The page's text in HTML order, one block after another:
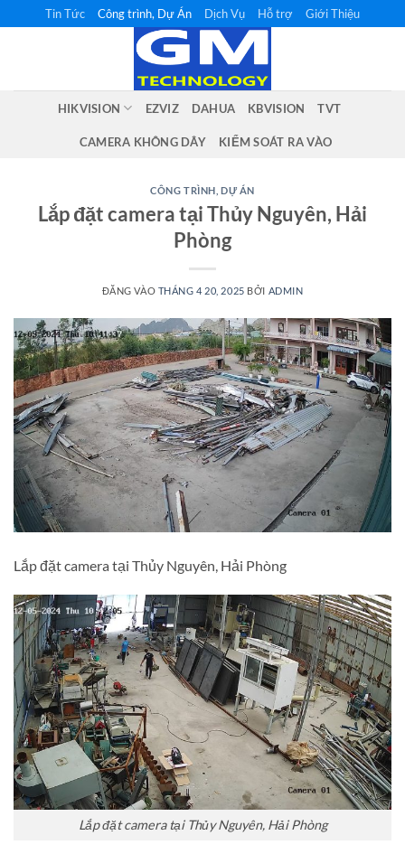
qua
Tin Tức Công trình, Dự Án Dịch Vụ Hỗ trợ Giới Thiệu
HIKVISION EZVIZ DAHUA KBVISION TVT
CAMERA KHÔNG DÂY KIỂM SOÁT RA VÀO
CÔNG TRÌNH, DỰ ÁN
Lắp đặt camera tại Thủy Nguyên, Hải
Phòng
ĐĂNG VÀO THÁNG 4 20, 2025 BỞI ADMIN
Lắp đặt camera tại Thủy Nguyên, Hải Phòng
Lắp đặt camera tại Thủy Nguyên, Hải Phòng